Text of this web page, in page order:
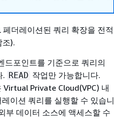
페더레이션된 쿼리 확장을 전적
조).
드포인트를 기준으로 쿼리의
. READ 작업만 가능합니다.
Private Cloud(VPC) 내
이션 쿼리를 실행할 수 있습니
부 데이터 소스에 액세스할 수